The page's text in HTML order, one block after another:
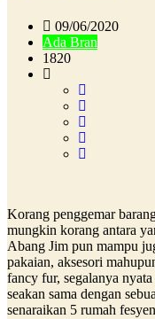
09/06/2020
Ada Bran
1820
Korang penggemar
mungkin korang antara
Abang Jim pun mampu
pakaian, aksesori
fancy fur, segalanya
seakan sama dengan
senaraikan 5 rumah